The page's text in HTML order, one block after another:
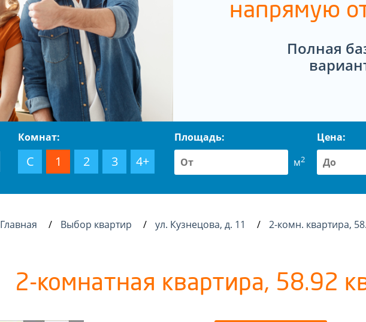
напрямую
Полная
Комнат:
С 1 2 3 4+
Площадь:
м2
Цена:
Главная Выбор квартир ул. Кузнецова, д. 11 2-комн. квартира,
2-комнатная квартира, 58.92